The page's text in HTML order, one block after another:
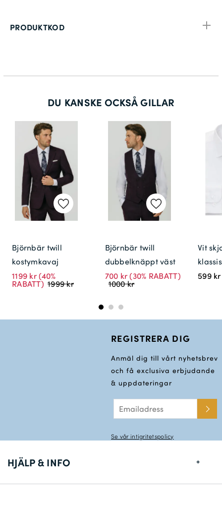
PRODUKTKOD
DU KANSKE OCKSÅ GILLAR
Björnbär twill
kostymkavaj
1199 kr(40%
RABATT) 1999 kr
Björnbär twill
dubbelknäppt väst
700 kr(30% RABATT)
1000 kr
Vit
599 kr
REGISTRERA DIG
Anmäl dig till vårt nyhetsbrev
och få exclusiva erbjudande
& uppdateringar
Se vår intigritetspolicy
HJÄLP & INFO